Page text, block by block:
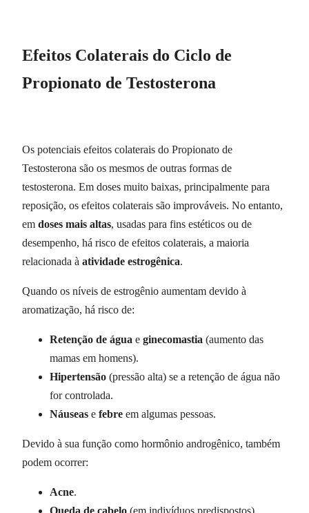
Efeitos Colaterais do Ciclo de
Propionato de Testosterona
Os potenciais efeitos colaterais do Propionato de
Testosterona são os mesmos de outras formas de
testosterona. Em doses muito baixas, principalmente para
reposição, os efeitos colaterais são improváveis. No entanto,
em doses mais altas, usadas para fins estéticos ou de
desempenho, há risco de efeitos colaterais, a maioria
relacionada à atividade estrogênica.
Quando os níveis de estrogênio aumentam devido à
aromatização, há risco de:
Retenção de água e ginecomastia (aumento das
mamas em homens).
Hipertensão (pressão alta) se a retenção de água não
for controlada.
Náuseas e febre em algumas pessoas.
Devido à sua função como hormônio androgênico, também
podem ocorrer:
Acne.